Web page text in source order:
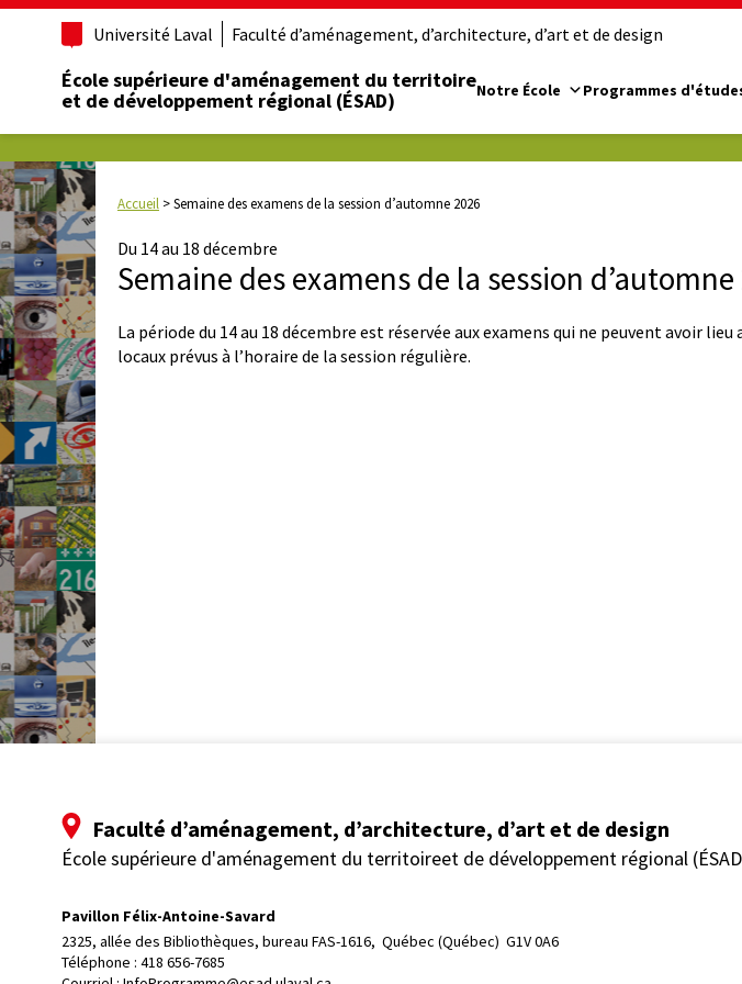
Université Laval Faculté d’aménagement, d’architecture, d’art et de design
École supérieure d'aménagement du territoire
et de développement régional (ÉSAD)
Notre École Programmes
Accueil >Semaine des examens de la session d’automne 2026
Du 14 au 18 décembre
Semaine des examens de la session d’automne
La période du 14 au 18 décembre est réservée aux examens qui ne peuvent avoir lieu
locaux prévus à l’horaire de la session régulière.
Faculté d’aménagement, d’architecture, d’art et de design
École supérieure d'aménagement du territoireet de développement régional
Pavillon Félix-Antoine-Savard
2325, allée des Bibliothèques, bureau FAS-1616, Québec (Québec)  G1V 0A6
Téléphone : 418 656-7685